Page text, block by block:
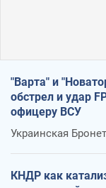
"Варта" и
обстрел и удар
офицеру ВСУ
Украинская
КНДР как